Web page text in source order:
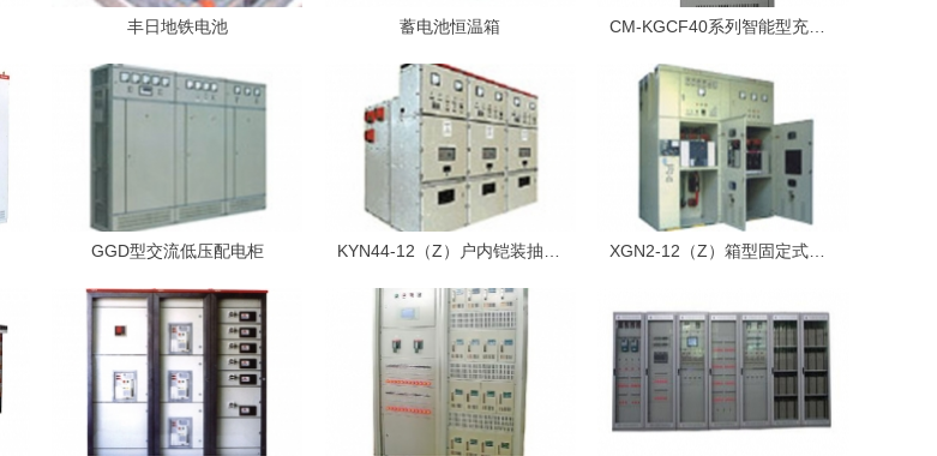
丰日地铁电池 蓄电池恒温箱
GGD型交流低压配电柜